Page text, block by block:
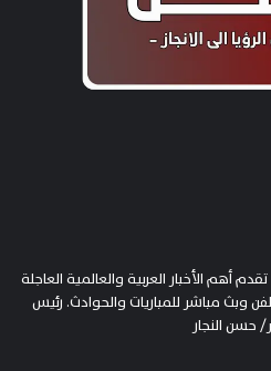
أهم الأخبار العربية والعالمية العاجلة
وبث مباشر للمباريات والحوادث. رئيس
حسن النجار